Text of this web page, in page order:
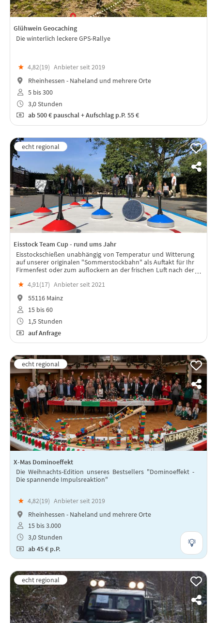
Glühwein Geocaching
Die winterlich leckere GPS-Rallye
★ 4,82(19) Anbieter seit 2019
Rheinhessen - Naheland und mehrere Orte
5 bis 300
3,0 Stunden
ab500 € pauschal + Aufschlag p.P. 55 €
Eisstock Team Cup - rund ums Jahr
Eisstockschießen unabhängig von Temperatur und Witterung
auf unserer originalen "Sommerstockbahn" als Auftakt für Ihr
Firmenfest oder zum auflockern an der frischen Luft nach der
★ 4,91(17) Anbieter seit 2021
55116 Mainz
15 bis 60
1,5 Stunden
auf Anfrage
X-Mas Dominoeffekt
Die Weihnachts-Edition unseres Bestsellers "Dominoeffekt -
Die spannende Impulsreaktion"
★ 4,82(19) Anbieter seit 2019
Rheinhessen - Naheland und mehrere Orte
15 bis 3.000
3,0 Stunden
ab45 € p.P.